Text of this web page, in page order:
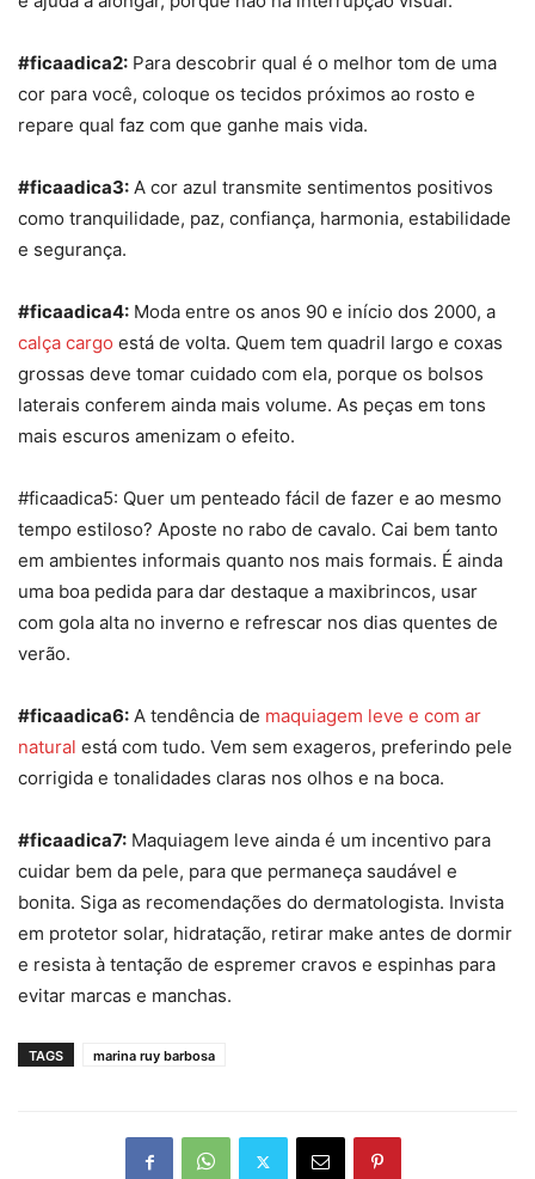
#ficaadica2: Para descobrir qual é o melhor tom de uma
cor para você, coloque os tecidos próximos ao rosto e
repare qual faz com que ganhe mais vida.
#ficaadica3: A cor azul transmite sentimentos positivos
como tranquilidade, paz, confiança, harmonia, estabilidade
e segurança.
#ficaadica4: Moda entre os anos 90 e início dos 2000, a
calça cargo está de volta. Quem tem quadril largo e coxas
grossas deve tomar cuidado com ela, porque os bolsos
laterais conferem ainda mais volume. As peças em tons
mais escuros amenizam o efeito.
#ficaadica5: Quer um penteado fácil de fazer e ao mesmo
tempo estiloso? Aposte no rabo de cavalo. Cai bem tanto
em ambientes informais quanto nos mais formais. É ainda
uma boa pedida para dar destaque a maxibrincos, usar
com gola alta no inverno e refrescar nos dias quentes de
verão.
#ficaadica6: A tendência de maquiagem leve e com ar
natural está com tudo. Vem sem exageros, preferindo pele
corrigida e tonalidades claras nos olhos e na boca.
#ficaadica7: Maquiagem leve ainda é um incentivo para
cuidar bem da pele, para que permaneça saudável e
bonita. Siga as recomendações do dermatologista. Invista
em protetor solar, hidratação, retirar make antes de dormir
e resista à tentação de espremer cravos e espinhas para
evitar marcas e manchas.
TAGS marina ruy barbosa